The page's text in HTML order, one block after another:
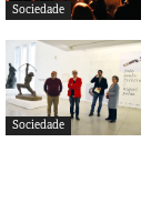
Sociedade
Sociedade